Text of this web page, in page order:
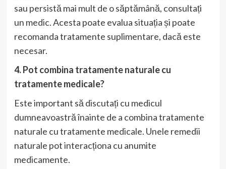
sau persistă mai mult de o săptămână, consultați
un medic. Acesta poate evalua situația și poate
recomanda tratamente suplimentare, dacă este
necesar.
4. Pot combina tratamente naturale cu
tratamente medicale?
Este important să discutați cu medicul
dumneavoastră înainte de a combina tratamente
naturale cu tratamente medicale. Unele remedii
naturale pot interacționa cu anumite
medicamente.